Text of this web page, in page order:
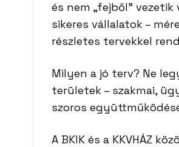
és nem „fejből”
sikeres vállalatok –
részletes tervekkel
Milyen a jó terv? Ne
területek – szakmai,
szoros
A BKIK és a KKVHÁZ